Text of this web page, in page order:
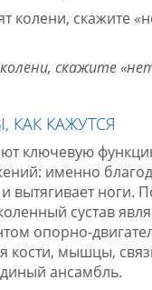
скажите
КАК КАЖУТСЯ
ключевую
именно
и вытягивает ноги.
сустав
опорно-
кости, мышцы,
ансамбль.